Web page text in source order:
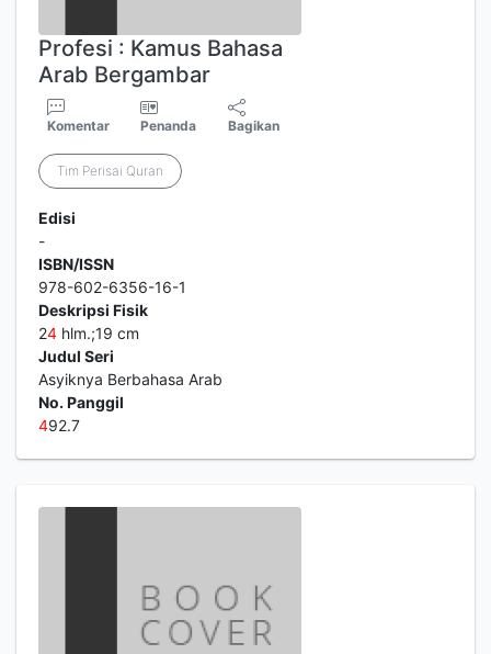
Profesi : Kamus Bahasa
Arab Bergambar
Komentar Penanda Bagikan
Tim Perisai Quran
Edisi
-
ISBN/ISSN
978-602-6356-16-1
Deskripsi Fisik
24 hlm.;19 cm
Judul Seri
Asyiknya Berbahasa Arab
No. Panggil
492.7